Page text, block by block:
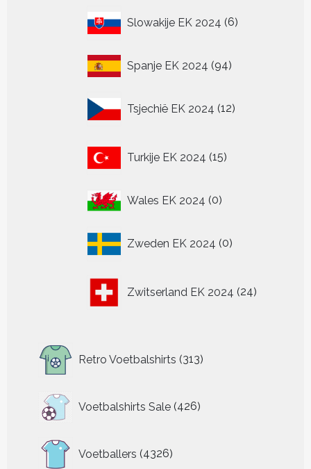
Slowakije EK 2024 6
producten
Spanje EK 2024 9494
Tsjechië EK 2024 12
producten
Turkije EK 2024 15
producten
Wales EK 2024 00
Zweden EK 2024 0
producten
Zwitserland EK 2024 24
producten
Retro Voetbalshirts 313
producten
Voetbalshirts Sale 426
426
producten
Voetballers 4326
producten